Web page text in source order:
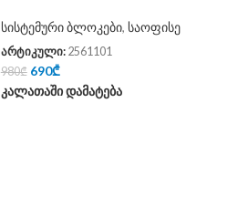
სისტემური ბლოკები, საოფისე
არტიკული: 2561101
980₾ 690₾
კალათაში დამატება